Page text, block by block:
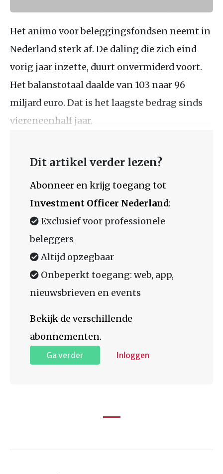
Het animo voor beleggingsfondsen neemt in
Nederland sterk af. De daling die zich eind
vorig jaar inzette, duurt onvermiderd voort.
Het balanstotaal daalde van 103 naar 96
miljard euro. Dat is het laagste bedrag sinds
viereneenhalf jaar.
Dit artikel verder lezen?
Abonneer en krijg toegang tot
Investment Officer Nederland:
Exclusief voor professionele
beleggers
Altijd opzegbaar
Onbeperkt toegang: web, app,
nieuwsbrieven en events
Bekijk de verschillende
abonnementen.
Ga verder Inloggen